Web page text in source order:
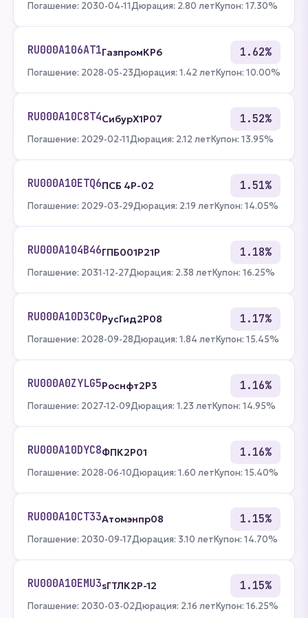
Погашение: 2030-04-11Дюрация: 2.80 летКупон: 17.30%
RU000A106AT1ГазпромКP6 1.62%
Погашение: 2028-05-23Дюрация: 1.42 летКупон: 10.00%
RU000A10C8T4СибурХ1Р07 1.52%
Погашение: 2029-02-11Дюрация: 2.12 летКупон: 13.95%
RU000A10ETQ6ПСБ 4P-02 1.51%
Погашение: 2029-03-29Дюрация: 2.19 летКупон: 14.05%
RU000A104B46ГПБ001P21P 1.18%
Погашение: 2031-12-27Дюрация: 2.38 летКупон: 16.25%
RU000A10D3C0РусГид2Р08 1.17%
Погашение: 2028-09-28Дюрация: 1.84 летКупон: 15.45%
RU000A0ZYLG5Роснфт2P3 1.16%
Погашение: 2027-12-09Дюрация: 1.23 летКупон: 14.95%
RU000A10DYC8ФПК2Р01 1.16%
Погашение: 2028-06-10Дюрация: 1.60 летКупон: 15.40%
RU000A10CT33Атомэнпр08 1.15%
Погашение: 2030-09-17Дюрация: 3.10 летКупон: 14.70%
RU000A10EMU3sГТЛК2P-12 1.15%
Погашение: 2030-03-02Дюрация: 2.16 летКупон: 16.25%